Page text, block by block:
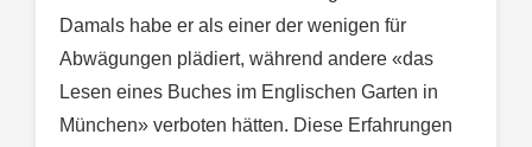
Damals habe er als einer der wenigen für
Abwägungen plädiert, während andere «das
Lesen eines Buches im Englischen Garten in
München» verboten hätten. Diese Erfahrungen